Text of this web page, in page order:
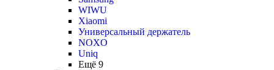
WIWU
Xiaomi
Универсальный держатель
NOXO
Uniq
Ещё 9